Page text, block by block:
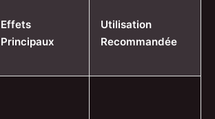
Effets
Principaux
Utilisation
Recommandée